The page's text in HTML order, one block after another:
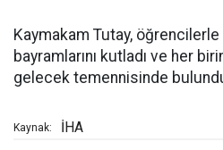
Kaymakam Tutay,
bayramlarını kutladı ve her
gelecek temennisinde
Kaynak: İHA